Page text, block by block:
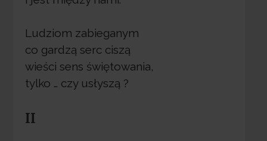
Ludziom zabieganym
co gardzą serc ciszą
wieści sens świętowania,
tylko … czy usłyszą ?
II